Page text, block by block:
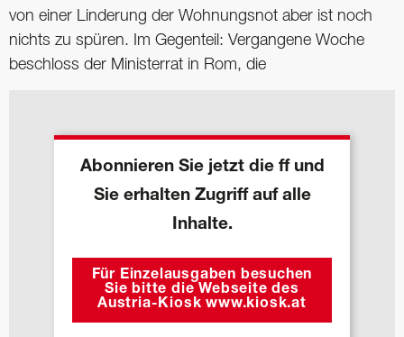
von einer Linderung der Wohnungsnot aber ist noch
nichts zu spüren. Im Gegenteil: Vergangene Woche
beschloss der Ministerrat in Rom, die
Abonnieren Sie jetzt die ff und
Sie erhalten Zugriff auf alle
Inhalte.
Für Einzelausgaben besuchen
Sie bitte die Webseite des
Austria-Kiosk www.kiosk.at